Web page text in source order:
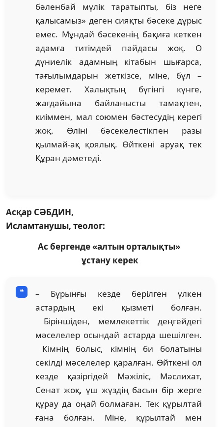
бәленбай мүлік таратыпты, біз неге
қалысамыз» деген сияқты бәсеке дұрыс
емес. Мұндай бәсекенің бақиға кеткен
адамға титімдей пайдасы жоқ. О
дүниелік адамның кітабын шығарса,
тағылымдарын жеткізсе, міне, бұл –
керемет. Халықтың бүгінгі күнге,
жағдайына байланысты тамақпен,
киіммен, мал союмен бәстесудің керегі
жоқ. Өліні бәсекелестікпен разы
қылмай-ақ қоялық. Өйткені аруақ тек
Құран дәметеді.
Асқар СӘБДИН,
Исламтанушы, теолог:
Ас бергенде «алтын орталықты»
ұстану керек
– Бұрынғы кезде берілген үлкен
астардың екі қызметі болған.
Біріншіден, мемлекеттік деңгейдегі
мәселелер осындай астарда шешілген.
Кімнің болыс, кімнің би болатыны
секілді мәселелер қаралған. Өйткені ол
кезде қазіргідей Мәжіліс, Мәслихат,
Сенат жоқ, үш жүздің басын бір жерге
құрау да оңай болмаған. Тек құрылтай
ғана болған. Міне, құрылтай мен